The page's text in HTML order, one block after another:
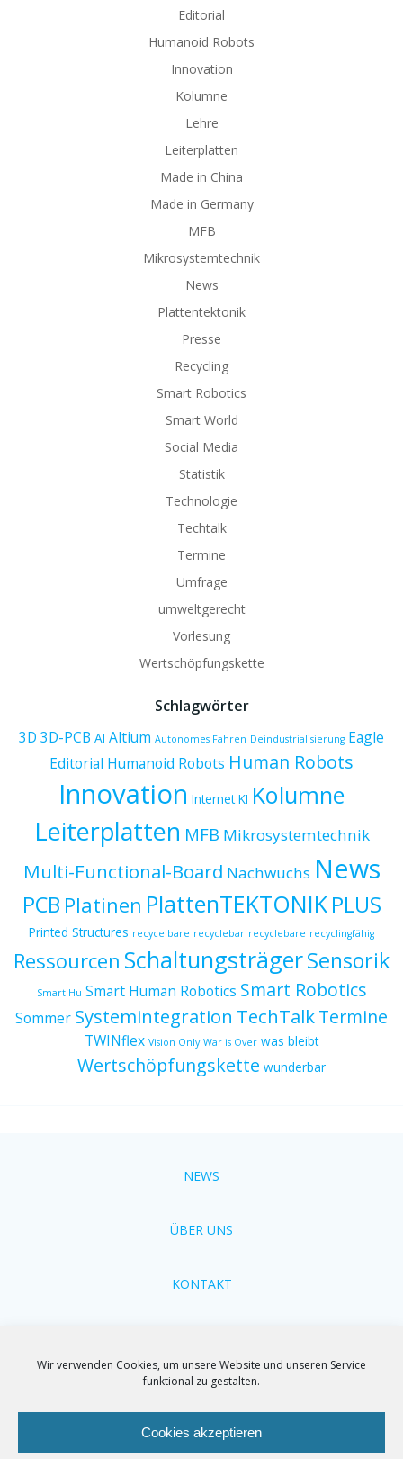
Wir verwenden Cookies, um unsere Website und unseren Service
funktional zu gestalten.
Cookies akzeptieren
Editorial
Humanoid Robots
Innovation
Kolumne
Lehre
Leiterplatten
Made in China
Made in Germany
MFB
Mikrosystemtechnik
News
Plattentektonik
Presse
Recycling
Smart Robotics
Smart World
Social Media
Statistik
Technologie
Techtalk
Termine
Umfrage
umweltgerecht
Vorlesung
Wertschöpfungskette
Schlagwörter
3D 3D-PCB AI Altium Autonomes Fahren Deindustrialisierung Eagle
Editorial Humanoid Robots Human Robots
Innovation Internet KI Kolumne
Leiterplatten MFB Mikrosystemtechnik
Multi-Functional-Board Nachwuchs News
PCB Platinen PlattenTEKTONIK PLUS
Printed Structures recycelbare recyclebar recyclebare recyclingfähig
Ressourcen SchaltungsträgerSensorik
Smart Hu Smart Human Robotics Smart Robotics
Sommer Systemintegration TechTalkTermine
TWINflex Vision Only War is Over was bleibt
Wertschöpfungskette wunderbar
NEWS
ÜBER UNS
KONTAKT
Impressum